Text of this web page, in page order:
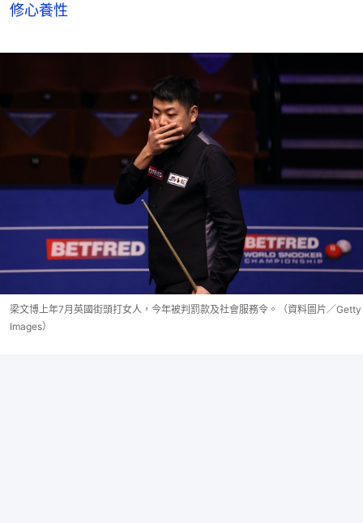
修心養性
梁文博上年7月英國街頭打女人，今年被判罰款及社會服務令。（資料圖片／Getty
Images）